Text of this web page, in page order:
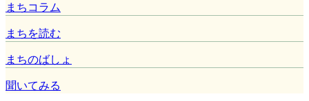
まちコラム
まちを読む
まちのばしょ
聞いてみる